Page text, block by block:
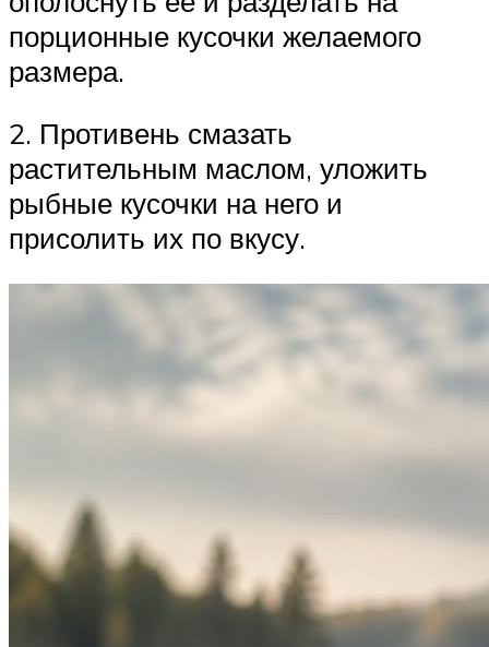
порционные кусочки желаемого
размера.
2. Противень смазать
растительным маслом, уложить
рыбные кусочки на него и
присолить их по вкусу.